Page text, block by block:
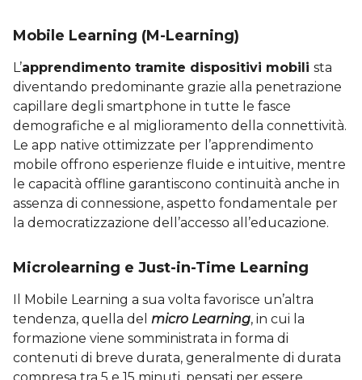
Mobile Learning (M-Learning)
L’apprendimento tramite dispositivi mobili sta
diventando predominante grazie alla penetrazione
capillare degli smartphone in tutte le fasce
demografiche e al miglioramento della connettività.
Le app native ottimizzate per l’apprendimento
mobile offrono esperienze fluide e intuitive, mentre
le capacità offline garantiscono continuità anche in
assenza di connessione, aspetto fondamentale per
la democratizzazione dell’accesso all’educazione.
Microlearning e Just-in-Time Learning
Il Mobile Learning a sua volta favorisce un’altra
tendenza, quella del micro Learning, in cui la
formazione viene somministrata in forma di
contenuti di breve durata, generalmente di durata
compresa tra 5 e 15 minuti, pensati per essere